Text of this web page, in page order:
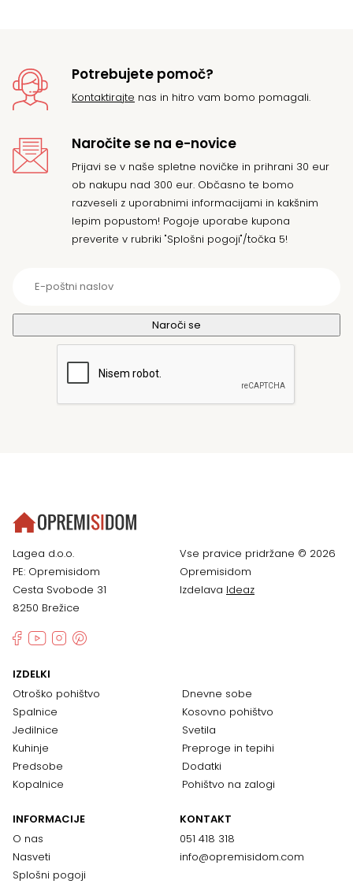
Potrebujete pomoč?
Kontaktirajte nas in hitro vam bomo pomagali.
Naročite se na e-novice
Prijavi se v naše spletne novičke in prihrani 30 eur
ob nakupu nad 300 eur. Občasno te bomo
razveseli z uporabnimi informacijami in kakšnim
lepim popustom! Pogoje uporabe kupona
preverite v rubriki "Splošni pogoji"/točka 5!
Lagea d.o.o.
PE: Opremisidom
Cesta Svobode 31
8250 Brežice
Vse pravice pridržane © 2026
Opremisidom
Izdelava Ideaz
IZDELKI
Otroško pohištvo
Spalnice
Jedilnice
Kuhinje
Predsobe
Kopalnice
Dnevne sobe
Kosovno pohištvo
Svetila
Preproge in tepihi
Dodatki
Pohištvo na zalogi
INFORMACIJE
O nas
Nasveti
Splošni pogoji
KONTAKT
051 418 318
info@opremisidom.com